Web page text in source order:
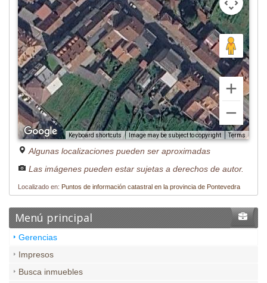
Keyboard shortcuts Image may be subject to copyright Terms
Algunas localizaciones pueden ser aproximadas
Las imágenes pueden estar sujetas a derechos de autor.
Localizado en: Puntos de información catastral en la provincia de Pontevedra
Menú principal
Gerencias
Impresos
Busca inmuebles